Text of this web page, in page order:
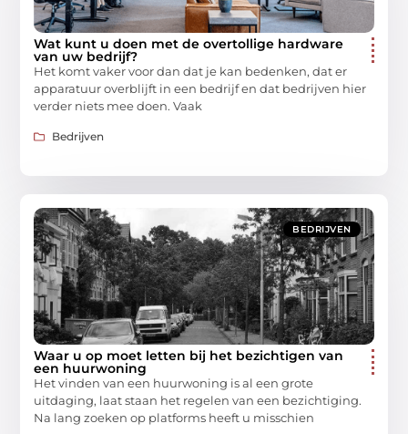
Wat kunt u doen met de overtollige hardware
van uw bedrijf?
Het komt vaker voor dan dat je kan bedenken, dat er
apparatuur overblijft in een bedrijf en dat bedrijven hier
verder niets mee doen. Vaak
Bedrijven
BEDRIJVEN
Waar u op moet letten bij het bezichtigen van
een huurwoning
Het vinden van een huurwoning is al een grote
uitdaging, laat staan het regelen van een bezichtiging.
Na lang zoeken op platforms heeft u misschien